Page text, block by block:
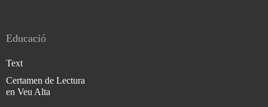
Educació
Text
Certamen de Lectura
en Veu Alta